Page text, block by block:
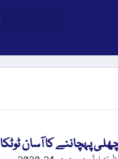
پہچاننے کا آسان ٹوٹکا